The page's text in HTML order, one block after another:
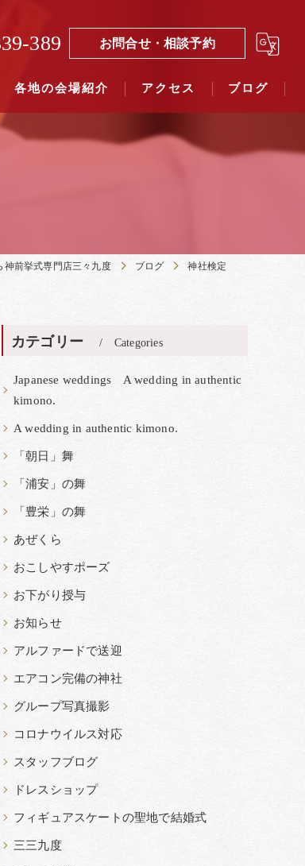
389 お問合せ・相談予約
）｜三々九度東京
県別表示｜三々九度東京
各地の会場紹介 アクセス ブログ
神前挙式専門店三々九度 ブログ 神社検定
カテゴリー Categories
Japanese weddings A wedding in authentic
kimono.
A wedding in authentic kimono.
「朝日」舞
「浦安」の舞
「豊栄」の舞
あぜくら
おこしやすポーズ
お下がり授与
お知らせ
アルファードで送迎
エアコン完備の神社
グループ写真撮影
コロナウイルス対応
スタッフブログ
ドレスショップ
フィギュアスケートの聖地で結婚式
三三九度